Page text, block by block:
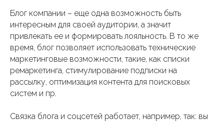
Блог компании – еще одна возможность быть
интересным для своей аудитории, а значит
привлекать ее и формировать лояльность. В то же
время, блог позволяет использовать технические
маркетинговые возможности, такие, как списки
ремаркетинга, стимулирование подписки на
рассылку, оптимизация контента для поисковых
систем и пр.
Связка блога и соцсетей работает, например, так: вы